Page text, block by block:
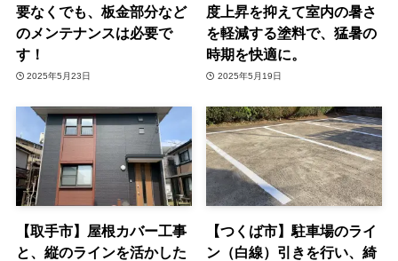
要なくでも、板金部分など
のメンテナンスは必要で
す！
2025年5月23日
度上昇を抑えて室内の暑さ
を軽減する塗料で、猛暑の
時期を快適に。
2025年5月19日
【取手市】屋根カバー工事
と、縦のラインを活かした
【つくば市】駐車場のライ
ン（白線）引きを行い、綺